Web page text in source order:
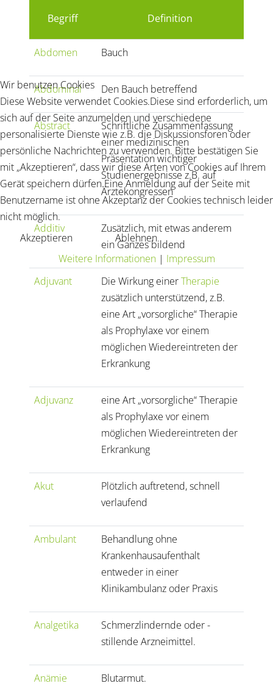
Begriff Definition
Abdomen Bauch
Abdominal Den Bauch betreffend
Abstract
Schriftliche Zusammenfassung
einer medizinischen
Präsentation wichtiger
Studienergebnisse z.B. auf
Ärztekongressen
Additiv
Zusätzlich, mit etwas anderem
ein Ganzes bildend
Adjuvant Die Wirkung einerTherapie
zusätzlich unterstützend, z.B.
eine Art „vorsorgliche“ Therapie
als Prophylaxe vor einem
möglichen Wiedereintreten der
Erkrankung
Adjuvanz
eine Art „vorsorgliche“ Therapie
als Prophylaxe vor einem
möglichen Wiedereintreten der
Erkrankung
Akut
Plötzlich auftretend, schnell
verlaufend
Ambulant
Behandlung ohne
Krankenhausaufenthalt
entweder in einer
Klinikambulanz oder Praxis
Analgetika
Schmerzlindernde oder -
stillende Arzneimittel.
Anämie Blutarmut.
Wir benutzen Cookies
Diese Website verwendet Cookies.Diese sind erforderlich, um
sich auf der Seite anzumelden und verschiedene
personalisierte Dienste wie z.B. die Diskussionsforen oder
persönliche Nachrichten zu verwenden. Bitte bestätigen Sie
mit „Akzeptieren“, dass wir diese Arten von Cookies auf Ihrem
Gerät speichern dürfen.Eine Anmeldung auf der Seite mit
Benutzername ist ohne Akzeptanz der Cookies technisch leider
nicht möglich.
Akzeptieren
Ablehnen
Weitere Informationen| Impressum